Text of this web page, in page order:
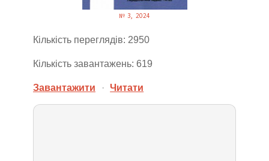
№ 3, 2024
Кількість переглядів: 2950
Кількість завантажень: 619
Завантажити · Читати